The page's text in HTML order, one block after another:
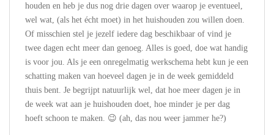
houden en heb je dus nog drie dagen over waarop je eventueel,
wel wat, (als het écht moet) in het huishouden zou willen doen.
Of misschien stel je jezelf iedere dag beschikbaar of vind je
twee dagen echt meer dan genoeg. Alles is goed, doe wat handig
is voor jou. Als je een onregelmatig werkschema hebt kun je een
schatting maken van hoeveel dagen je in de week gemiddeld
thuis bent. Je begrijpt natuurlijk wel, dat hoe meer dagen je in
de week wat aan je huishouden doet, hoe minder je per dag
hoeft schoon te maken. 😉 (ah, das nou weer jammer he?)